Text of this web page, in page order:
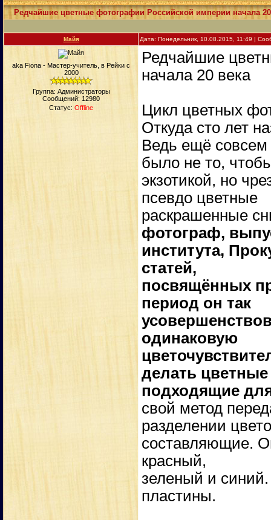
Редчайшие цветные фотографии Российской империи начала
Майя Дата: Понедельник, 10.08.2015, 11:49 |
aka Fiona - Мастер-учитель, в Рейки с
2000
Группа: Администраторы
Сообщений: 12980
Статус: Offline
Редчайшие
начала 20 века
Цикл цветных
Откуда сто лет
Ведь ещё совсем
было не то,
экзотикой, но
псевдо цветные
раскрашенные
фотограф,
института,
статей,
посвящённых
период он так
одинаковую
делать
подходящие
свой метод
разделении
составляющие.
красный,
зеленый и
пластины.